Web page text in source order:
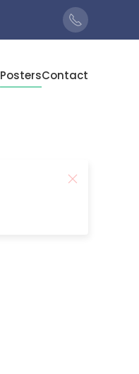
PostersContact